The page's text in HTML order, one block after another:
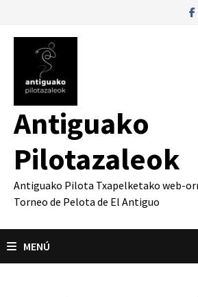
contenido
Antiguako
Pilotazaleok
Antiguako Pilota Txapelketako web-
Torneo de Pelota de El Antiguo
MENÚ